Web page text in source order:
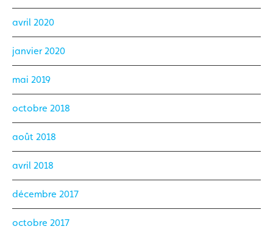
avril 2020
janvier 2020
mai 2019
octobre 2018
août 2018
avril 2018
décembre 2017
octobre 2017